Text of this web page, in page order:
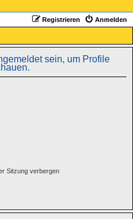
Anmelden
Registrieren
sein, um Profile
Sitzung verbergen